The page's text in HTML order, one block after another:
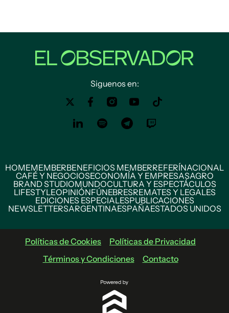
Siguenos en:
HOMEMEMBERBENEFICIOS MEMBERREFERÍNACIONAL
CAFÉ Y NEGOCIOSECONOMÍA Y EMPRESASAGRO
BRAND STUDIOMUNDOCULTURA Y ESPECTÁCULOS
LIFESTYLEOPINIÓNFÚNEBRESREMATES Y LEGALES
EDICIONES ESPECIALESPUBLICACIONES
NEWSLETTERSARGENTINAESPAÑAESTADOS UNIDOS
Políticas de Cookies
Políticas de Privacidad
Términos y Condiciones
Contacto